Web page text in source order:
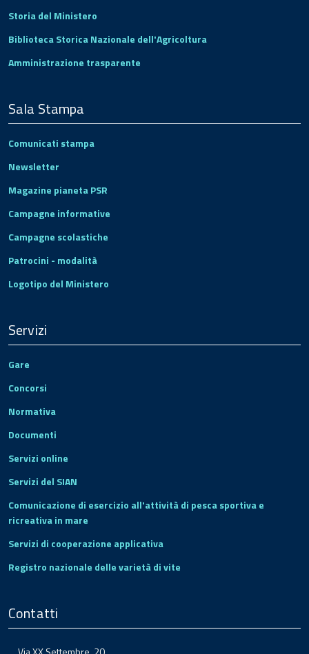
Storia del Ministero
Biblioteca Storica Nazionale dell'Agricoltura
Amministrazione trasparente
Sala Stampa
Comunicati stampa
Newsletter
Magazine pianeta PSR
Campagne informative
Campagne scolastiche
Patrocini - modalità
Logotipo del Ministero
Servizi
Gare
Concorsi
Normativa
Documenti
Servizi online
Servizi del SIAN
Comunicazione di esercizio all'attività di pesca sportiva e
ricreativa in mare
Servizi di cooperazione applicativa
Registro nazionale delle varietà di vite
Contatti